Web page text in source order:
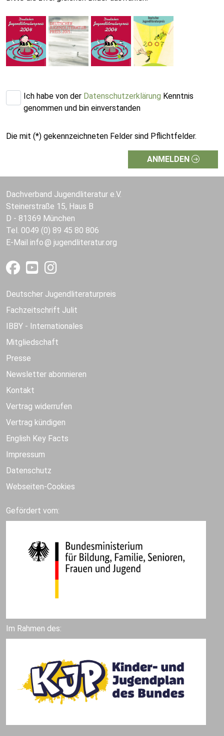
Ich habe von der Datenschutzerklärung Kenntnis
genommen und bin einverstanden
Die mit (*) gekennzeichneten Felder sind Pflichtfelder.
ANMELDEN
Dachverband Jugendliteratur e.V.
Steinerstraße 15, Haus B
D - 81369 München
Tel. 0049 (0) 89 45 80 806
E-Mail info jugendliteratur.org
Deutscher Jugendliteraturpreis
Fachzeitschrift Julit
IBBY - Internationales
Mitgliedschaft
Presse
Newsletter abonnieren
Kontakt
Vertrag widerrufen
Vertrag kündigen
English Key Facts
Impressum
Datenschutz
Webseiten-Cookies
Gefördert vom:
Im Rahmen des: